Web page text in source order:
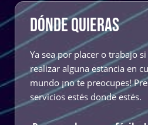
DÓNDE QUIERAS
Ya sea por placer o trabajo
realizar alguna estancia en
mundo ¡no te preocupes!
servicios estés donde estés.